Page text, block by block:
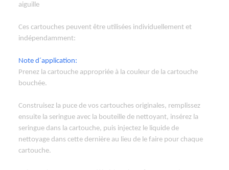
aiguille
Ces cartouches peuvent être utilisées individuellement et
indépendamment:
Note d´application:
Prenez la cartouche appropriée à la couleur de la cartouche
bouchée.
Construisez la puce de vos cartouches originales, remplissez
ensuite la seringue avec la bouteille de nettoyant, insérez la
seringue dans la cartouche, puis injectez le liquide de
nettoyage dans cette dernière au lieu de le faire pour chaque
cartouche.